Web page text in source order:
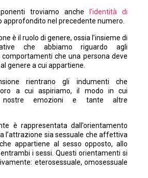
troviamo anche
l’identità di
approfondito nel precedente numero.
è il ruolo di genere, ossia l’insieme di
che abbiamo riguardo agli
che una persona deve
genere a cui appartiene.
rientrano gli indumenti che
a cui aspiriamo, il modo in cui
nostre emozioni e tante altre
è rappresentata dall’orientamento
l’attrazione sia sessuale che affettiva
appartiene al sesso opposto, allo
i sessi. Questi orientamenti si
eterosessuale, omosessuale